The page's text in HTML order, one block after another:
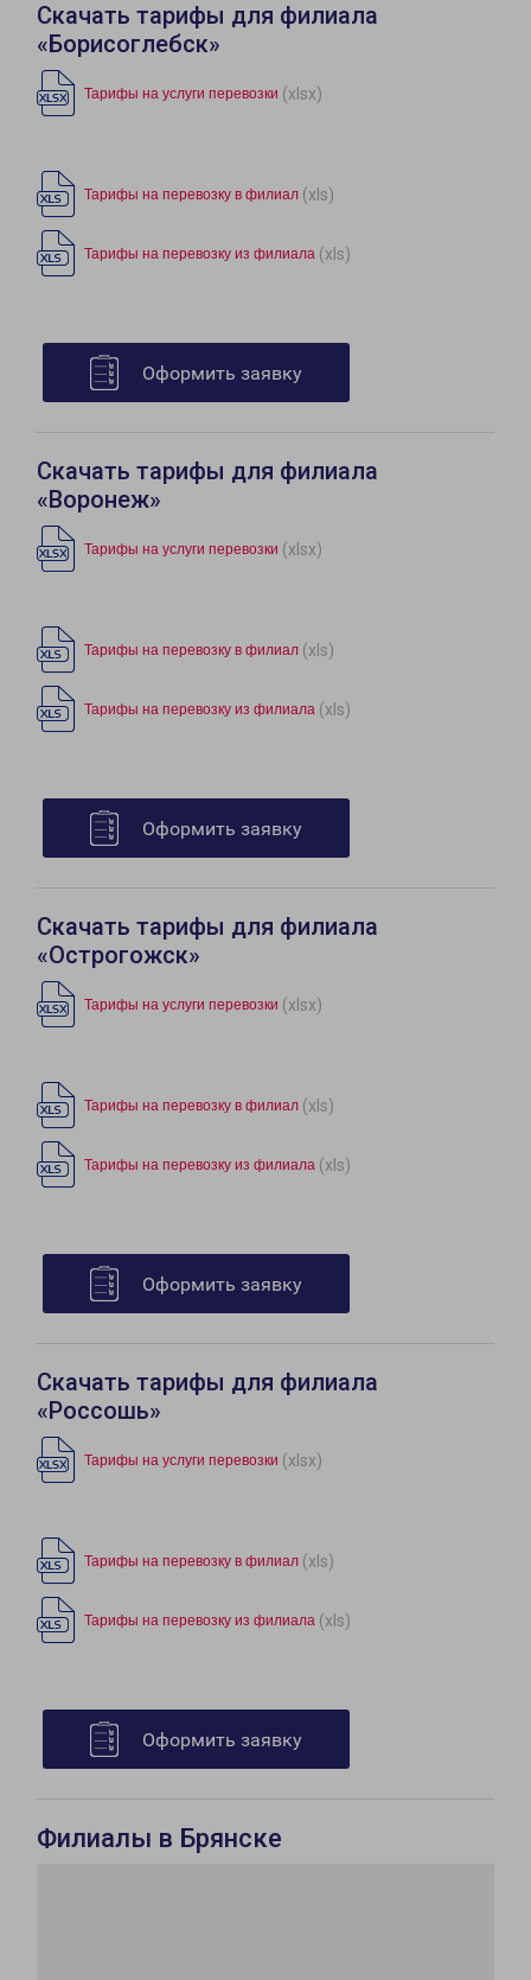
Скачать тарифы для филиала
«Борисоглебск»
Тарифы на услуги перевозки (xlsx)
Тарифы на перевозку в филиал (xls)
Тарифы на перевозку из филиала (xls)
Оформить заявку
Скачать тарифы для филиала
«Воронеж»
Тарифы на услуги перевозки (xlsx)
Тарифы на перевозку в филиал (xls)
Тарифы на перевозку из филиала (xls)
Оформить заявку
Скачать тарифы для филиала
«Острогожск»
Тарифы на услуги перевозки (xlsx)
Тарифы на перевозку в филиал (xls)
Тарифы на перевозку из филиала (xls)
Оформить заявку
Скачать тарифы для филиала
«Россошь»
Тарифы на услуги перевозки (xlsx)
Тарифы на перевозку в филиал (xls)
Тарифы на перевозку из филиала (xls)
Оформить заявку
Филиалы в Брянске